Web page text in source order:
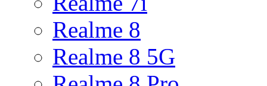
Realme 8
Realme 8 5G